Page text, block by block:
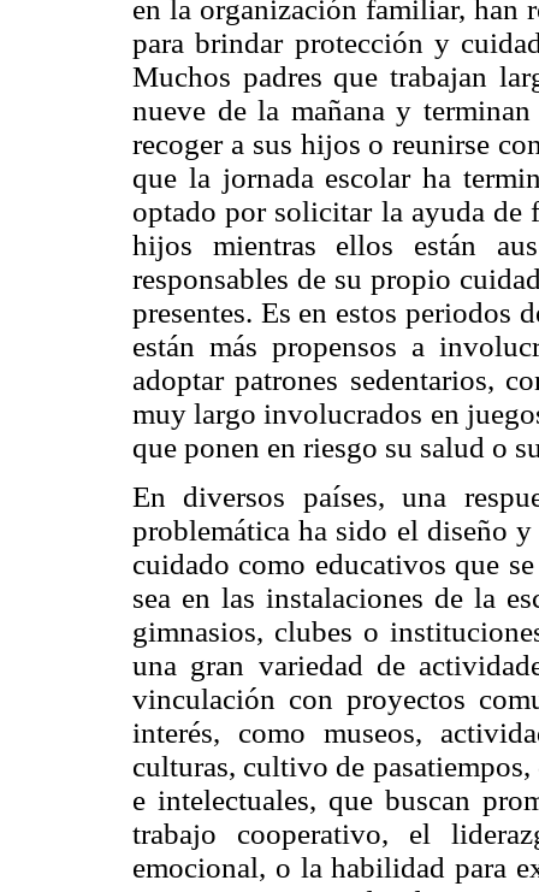
en la organización familiar, han
para brindar protección y
Muchos padres que trabajan
nueve de la mañana y
recoger a sus hijos o reunirse
que la jornada escolar ha
optado por solicitar la ayuda de
hijos mientras ellos están
responsables de su propio
presentes. Es en estos periodos
están más propensos a
adoptar patrones sedentarios,
muy largo involucrados en
que ponen en riesgo su salud o
En diversos países, una
problemática ha sido el diseño
cuidado como educativos que
sea en las instalaciones de la
gimnasios, clubes o
una gran variedad de
vinculación con proyectos
interés, como museos,
culturas, cultivo de
e intelectuales, que buscan
trabajo cooperativo, el
emocional, o la habilidad para